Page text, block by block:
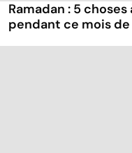
Ramadan : 5
pendant ce mois